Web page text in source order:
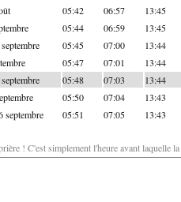
05:42 06:57 13:45
05:44 06:59 13:45
05:45 07:00 13:44
05:47 07:01 13:44
05:48 07:03 13:44
05:50 07:04 13:43
septembre 05:51 07:05 13:43
! C'est simplement l'heure avant laquelle